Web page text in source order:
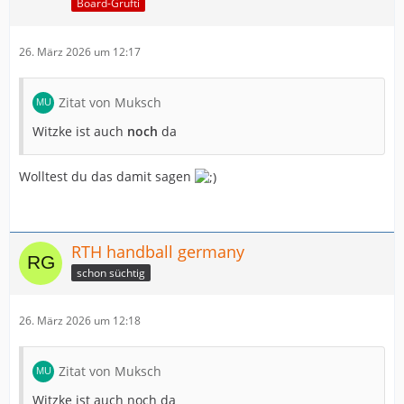
Board-Grufti
26. März 2026 um 12:17
Zitat von Muksch
Witzke ist auch noch da
Wolltest du das damit sagen
RTH handball germany
schon süchtig
26. März 2026 um 12:18
Zitat von Muksch
Witzke ist auch noch da